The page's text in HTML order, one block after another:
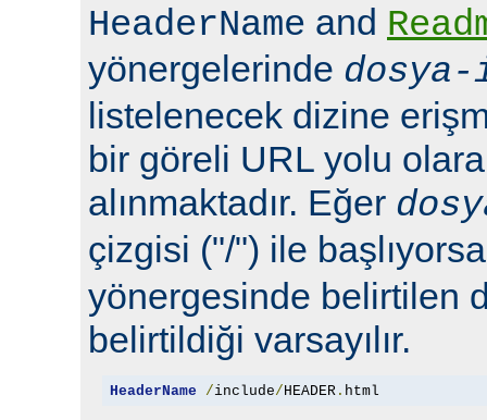
HeaderName and
yönergelerinde
listelenecek dizine
bir göreli URL yolu
alınmaktadır. Eğer
çizgisi ("/") ile
yönergesinde belirtilen
belirtildiği varsayılır.
HeaderName /include/ HEADER. html